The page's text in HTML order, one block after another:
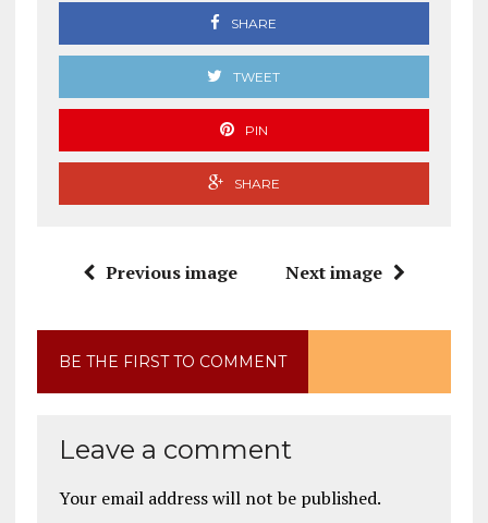
SHARE
TWEET
PIN
SHARE
Previous image Next image
BE THE FIRST TO COMMENT
Leave a comment
Your email address will not be published.